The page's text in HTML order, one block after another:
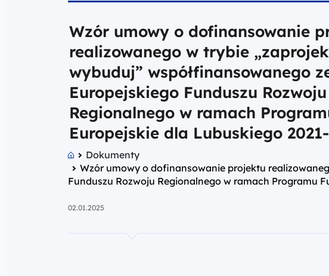
Wzór umowy o dofinansowanie
realizowanego w trybie
wybuduj” współfinansowanego
Europejskiego Funduszu Rozwoju
Regionalnego w ramach
Europejskie dla Lubuskiego
Dokumenty
Wzór umowy o dofinansowanie projektu
Funduszu Rozwoju Regionalnego w ramach Programu
02.01.2025